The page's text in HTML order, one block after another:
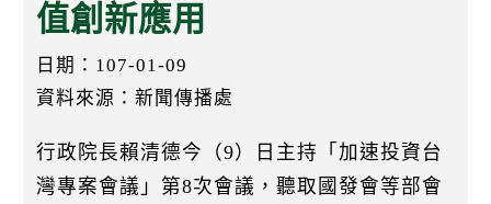
值創新應用
日期：107-01-09
資料來源：新聞傳播處
行政院長賴清德今（9）日主持「加速投資台
灣專案會議」第8次會議，聽取國發會等部會